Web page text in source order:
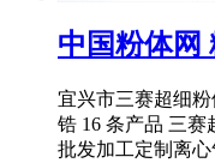
中国粉体网
宜兴市三赛超细
锆 16 条产品 三赛
批发加工定制离